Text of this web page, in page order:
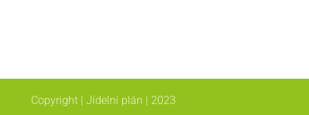
Copyright | Jídelní plán | 2023